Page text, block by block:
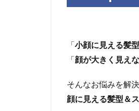
「小顔に見える髪型
「顔が大きく見え
そんなお悩みを解
顔に見える髪型＆